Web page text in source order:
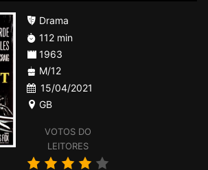
VOTOS DO
LEITORES
Drama
112 min
1963
M/12
15/04/2021
GB